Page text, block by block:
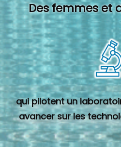
Des femmes et
qui pilotent un
avancer sur les